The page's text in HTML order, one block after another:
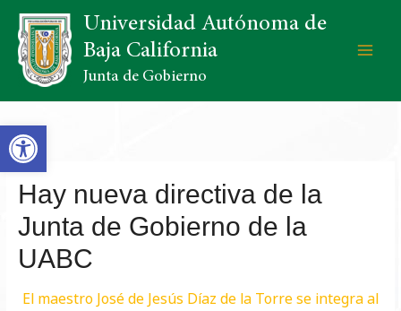
Open toolbar
Universidad Autónoma de
Baja California
Junta de Gobierno
Hay nueva directiva de la
Junta de Gobierno de la
UABC
El maestro José de Jesús Díaz de la Torre se integra al